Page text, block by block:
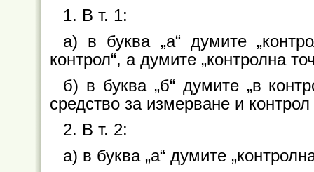
1. В т. 1:
а) в буква „а“ думите
контрол“, а думите „контролна
б) в буква „б“ думите „в
средство за измерване и контрол
2. В т. 2:
а) в буква „а“ думите